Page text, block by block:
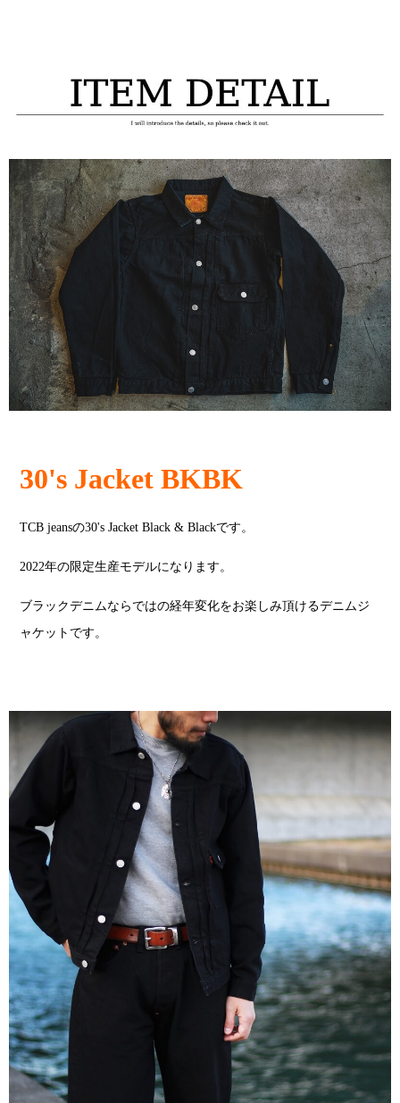
30's Jacket BKBK
TCB jeansの30's Jacket Black & Blackです。
2022年の限定生産モデルになります。
ブラックデニムならではの経年変化をお楽しみ頂けるデニムジ
ャケットです。